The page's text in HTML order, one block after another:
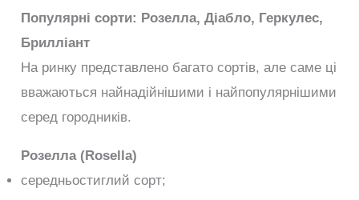
Популярні сорти: Розелла, Діабло, Геркулес,
Брилліант
На ринку представлено багато сортів, але саме ці
вважаються найнадійнішими і найпопулярнішими
серед городників.
Розелла (Rosella)
середньостиглий сорт;